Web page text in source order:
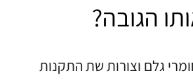
הגובה?
גלם וצורות שת התקנות